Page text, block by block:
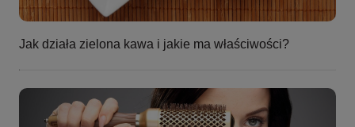
Jak działa zielona kawa i jakie ma właściwości?